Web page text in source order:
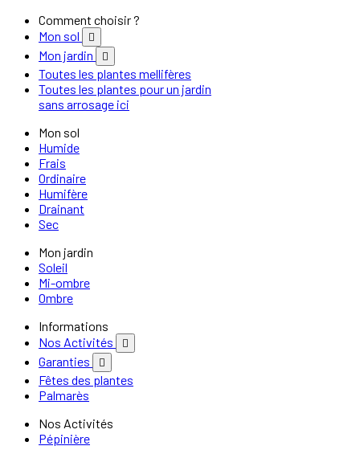
Comment choisir ?
Mon sol

Mon jardin 
Toutes les plantes mellifères
Toutes les plantes pour un jardin
sans arrosage ici
Mon sol
Humide
Frais
Ordinaire
Humifère
Drainant
Sec
Mon jardin
Soleil
Mi-ombre
Ombre
Informations
Nos Activités

Garanties 
Fêtes des plantes
Palmarès
Nos Activités
Pépinière